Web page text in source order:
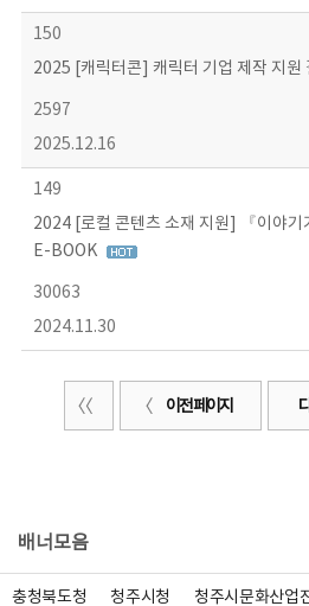
150
2025 [캐릭터콘] 캐릭터 기업 제작 지원
2597
2025.12.16
149
2024 [로컬 콘텐츠 소재 지원] 『이야기
E-BOOK
30063
2024.11.30
이전 페이지
배너모음
충청북도청 청주시청 청주시문화산업